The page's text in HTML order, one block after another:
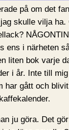
på om det
skulle vilja ha.
ens i närheten
liten bok varje
i år. Inte till
har gått och
ju göra. Det